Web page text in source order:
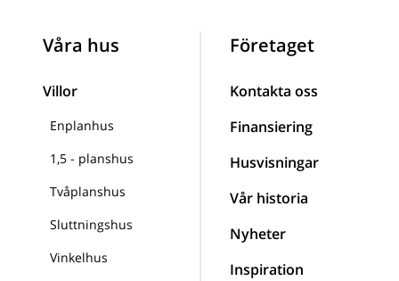
Våra hus
Villor
Enplanhus
1,5 - planshus
Tvåplanshus
Sluttningshus
Vinkelhus
Företaget
Kontakta oss
Finansiering
Husvisningar
Vår historia
Nyheter
Inspiration